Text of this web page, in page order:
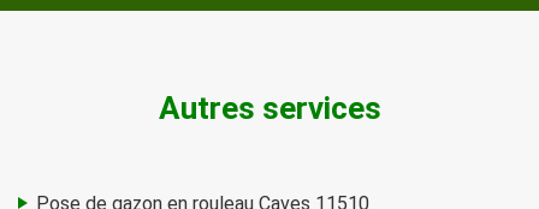
Autres services
Pose de gazon en rouleau Caves 11510